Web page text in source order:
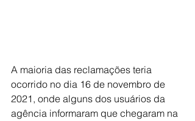
A maioria das reclamações teria
ocorrido no dia 16 de novembro de
2021, onde alguns dos usuários da
agência informaram que chegaram na